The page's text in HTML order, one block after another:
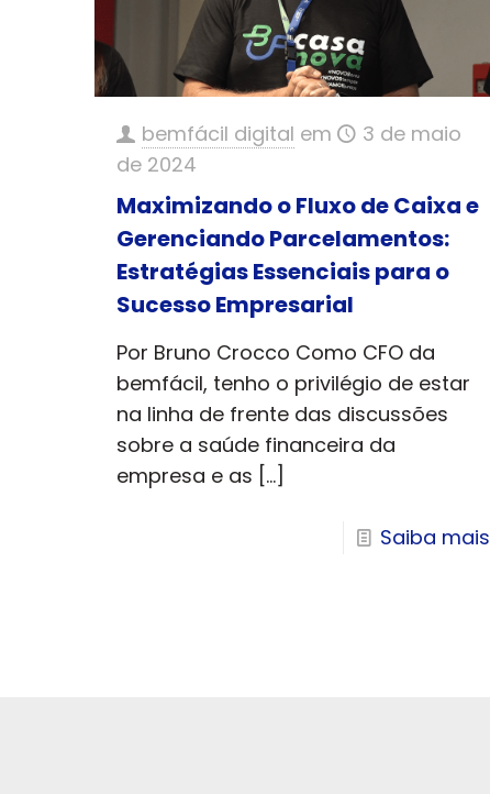
bemfácil digital em
3 de maio
de 2024
Maximizando o Fluxo de Caixa e
Gerenciando Parcelamentos:
Estratégias Essenciais para o
Sucesso Empresarial
Por Bruno Crocco Como CFO da
bemfácil, tenho o privilégio de estar
na linha de frente das discussões
sobre a saúde financeira da
empresa e as […]
Saiba mais